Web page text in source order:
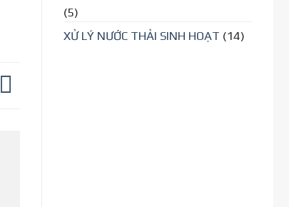
(5)
XỬ LÝ NƯỚC THẢI SINH HOẠT (14)